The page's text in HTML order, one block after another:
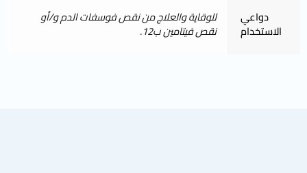
دواعي
الاستخدام
للوقاية والعلاج من نقص فوسفات الدم و/أو
نقص فيتامين ب12.